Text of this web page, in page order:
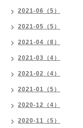
2021-06（5）
2021-05（5）
2021-04（8）
2021-03（4）
2021-02（4）
2021-01（5）
2020-12（4）
2020-11（5）